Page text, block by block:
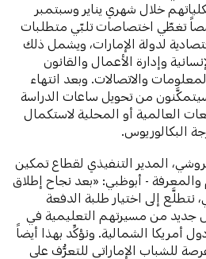
خلال شهري يناير وسبتمبر
في 42 تخصُّصاً تغطّي اختصاصات تلبّي متطلبات
لدولة الإمارات، ويشمل ذلك
وإدارة الأعمال والقانون
والاتصالات. وبعد انتهاء
من تحويل ساعات الدراسة
العالمية أو المحلية لاستكمال
البكالوريوس.
المدير التنفيذي لقطاع تمكين
- أبوظبي: «بعد نجاح إطلاق
إلى اختيار طلبة الدفعة
جديد من مسيرتهم التعليمية في
أمريكا الشمالية. ونؤكِّد بهذا أيضاً
للشباب الإماراتي للتعرُّف على